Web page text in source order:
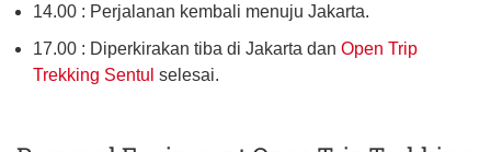
14.00 : Perjalanan kembali menuju Jakarta.
17.00 : Diperkirakan tiba di Jakarta dan Open Trip
Trekking Sentul selesai.